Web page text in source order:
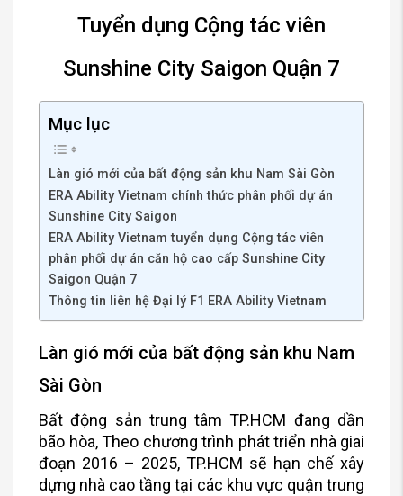
Tuyển dụng Cộng tác viên
Sunshine City Saigon Quận 7
Mục lục
Làn gió mới của bất động sản khu Nam Sài Gòn
ERA Ability Vietnam chính thức phân phối dự án
Sunshine City Saigon
ERA Ability Vietnam tuyển dụng Cộng tác viên
phân phối dự án căn hộ cao cấp Sunshine City
Saigon Quận 7
Thông tin liên hệ Đại lý F1 ERA Ability Vietnam
Làn gió mới của bất động sản khu Nam
Sài Gòn
Bất động sản trung tâm TP.HCM đang dần
bão hòa, Theo chương trình phát triển nhà giai
đoạn 2016 – 2025, TP.HCM sẽ hạn chế xây
dựng nhà cao tầng tại các khu vực quận trung